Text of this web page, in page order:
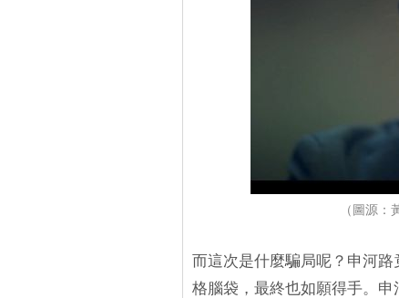
（圖源：
而這次是什麼騙局呢？申河
格腦袋，最終也如願得手。申